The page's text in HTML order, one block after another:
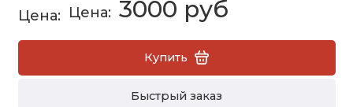
3000 руб
Купить
Быстрый заказ